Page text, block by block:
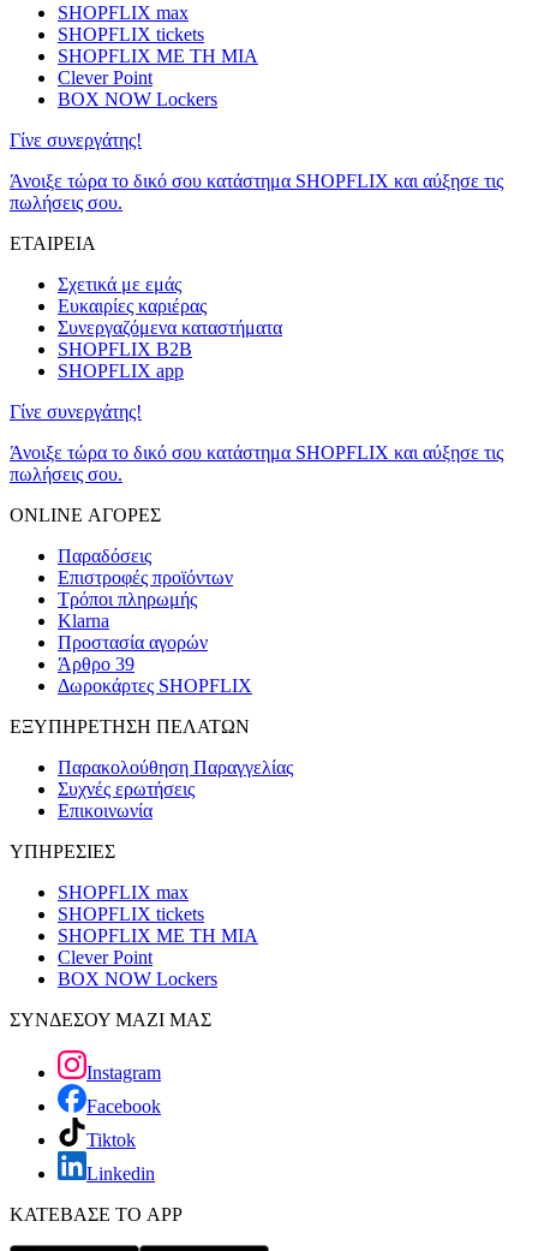
SHOPFLIX max
SHOPFLIX tickets
SHOPFLIX ΜΕ ΤΗ ΜΙΑ
Clever Point
BOX NOW Lockers
Γίνε συνεργάτης!
Άνοιξε τώρα το δικό σου κατάστημα SHOPFLIX και αύξησε τις
πωλήσεις σου.
ΕΤΑΙΡΕΙΑ
Σχετικά με εμάς
Ευκαιρίες καριέρας
Συνεργαζόμενα καταστήματα
SHOPFLIX B2B
SHOPFLIX app
Γίνε συνεργάτης!
Άνοιξε τώρα το δικό σου κατάστημα SHOPFLIX και αύξησε τις
πωλήσεις σου.
ONLINE ΑΓΟΡΕΣ
Παραδόσεις
Επιστροφές προϊόντων
Τρόποι πληρωμής
Klarna
Προστασία αγορών
Άρθρο 39
Δωροκάρτες SHOPFLIX
ΕΞΥΠΗΡΕΤΗΣΗ ΠΕΛΑΤΩΝ
Παρακολούθηση Παραγγελίας
Συχνές ερωτήσεις
Επικοινωνία
ΥΠΗΡΕΣΙΕΣ
SHOPFLIX max
SHOPFLIX tickets
SHOPFLIX ΜΕ ΤΗ ΜΙΑ
Clever Point
BOX NOW Lockers
ΣΥΝΔΕΣΟΥ ΜΑΖΙ ΜΑΣ
Instagram
Facebook
Tiktok
Linkedin
ΚΑΤΕΒΑΣΕ ΤΟ APP